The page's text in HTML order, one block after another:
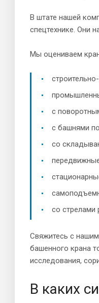
В штате нашей
спецтехнике. Они
Мы оцениваем
с
с башнями
со
со стрелами
Свяжитесь с
башенного крана
исследования,
В каких